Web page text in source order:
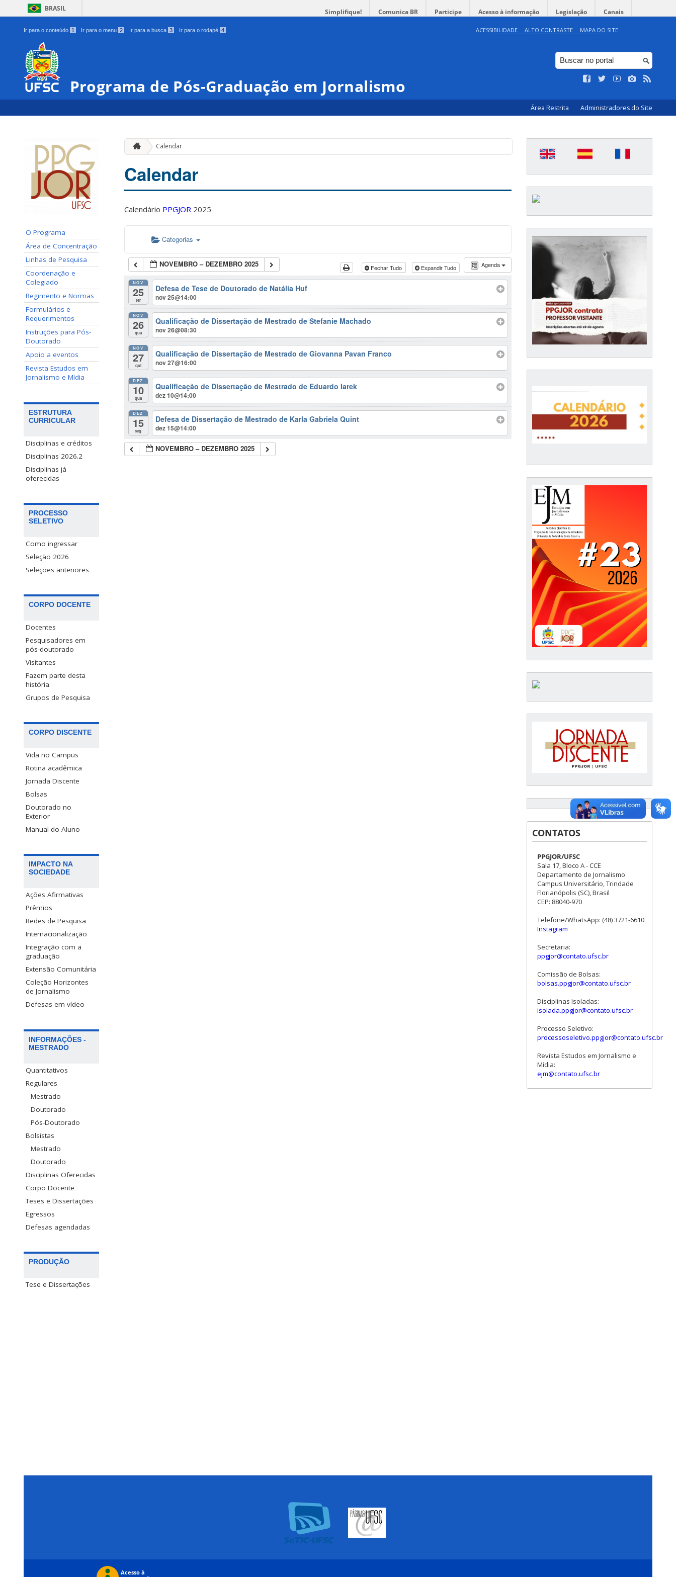
BRASIL Simplifique! Comunica BR Participe Acesso à informação Legislação Canais
Ir para o conteúdo 1 Ir para o menu 2 Ir para a busca 3 Ir para o rodapé 4 ACESSIBILIDADE ALTO CONTRASTE MAPA DO SITE
Programa de Pós-Graduação em Jornalismo
Área Restrita Administradores do Site
O Programa
Área de Concentração
Linhas de Pesquisa
Coordenação e
Colegiado
Regimento e Normas
Formulários e
Requerimentos
Instruções para Pós-
Doutorado
Apoio a eventos
Revista Estudos em
Jornalismo e Mídia
ESTRUTURA
CURRICULAR
Disciplinas e créditos
Disciplinas 2026.2
Disciplinas já
oferecidas
PROCESSO
SELETIVO
Como ingressar
Seleção 2026
Seleções anteriores
CORPO DOCENTE
Docentes
Pesquisadores em
pós-doutorado
Visitantes
Fazem parte desta
história
Grupos de Pesquisa
CORPO DISCENTE
Vida no Campus
Rotina acadêmica
Jornada Discente
Bolsas
Doutorado no
Exterior
Manual do Aluno
IMPACTO NA
SOCIEDADE
Ações Afirmativas
Prêmios
Redes de Pesquisa
Internacionalização
Integração com a
graduação
Extensão Comunitária
Coleção Horizontes
de Jornalismo
Defesas em vídeo
INFORMAÇÕES -
MESTRADO
Quantitativos
Regulares
Mestrado
Doutorado
Pós-Doutorado
Bolsistas
Mestrado
Doutorado
Disciplinas Oferecidas
Corpo Docente
Teses e Dissertações
Egressos
Defesas agendadas
PRODUÇÃO
Tese e Dissertações
Calendar
Calendar
Calendário PPGJOR 2025
Categorias
Agenda
NOVEMBRO – DEZEMBRO 2025 Fechar Tudo Expandir Tudo
NOV
25
ter
Defesa de Tese de Doutorado de Natália Huf
nov 25@14:00
NOV
26
qua
Qualificação de Dissertação de Mestrado de Stefanie Machado
nov 26@08:30
NOV
27
qui
Qualificação de Dissertação de Mestrado de Giovanna Pavan Franco
nov 27@16:00
DEZ
10
qua
Qualificação de Dissertação de Mestrado de Eduardo Iarek
dez 10@14:00
DEZ
15
seg
Defesa de Dissertação de Mestrado de Karla Gabriela Quint
dez 15@14:00
NOVEMBRO – DEZEMBRO 2025
CONTATOS
PPGJOR/UFSC
Sala 17, Bloco A - CCE
Departamento de Jornalismo
Campus Universitário, Trindade
Florianópolis (SC), Brasil
CEP: 88040-970
Telefone/WhatsApp: (48) 3721-6610
Instagram
Secretaria:
ppgjor@contato.ufsc.br
Comissão de Bolsas:
bolsas.ppgjor@contato.ufsc.br
Disciplinas Isoladas:
isolada.ppgjor@contato.ufsc.br
Processo Seletivo:
processoseletivo.ppgjor@contato.ufsc.br
Revista Estudos em Jornalismo e
Mídia:
ejm@contato.ufsc.br